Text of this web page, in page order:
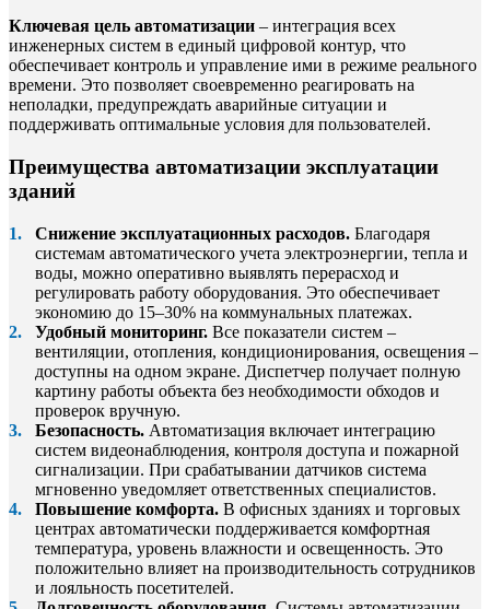
Ключевая цель автоматизации – интеграция всех
инженерных систем в единый цифровой контур, что
обеспечивает контроль и управление ими в режиме реального
времени. Это позволяет своевременно реагировать на
неполадки, предупреждать аварийные ситуации и
поддерживать оптимальные условия для пользователей.
Преимущества автоматизации эксплуатации
зданий
Снижение эксплуатационных расходов. Благодаря
системам автоматического учета электроэнергии, тепла и
воды, можно оперативно выявлять перерасход и
регулировать работу оборудования. Это обеспечивает
экономию до 15–30% на коммунальных платежах.
Удобный мониторинг. Все показатели систем –
вентиляции, отопления, кондиционирования, освещения –
доступны на одном экране. Диспетчер получает полную
картину работы объекта без необходимости обходов и
проверок вручную.
Безопасность. Автоматизация включает интеграцию
систем видеонаблюдения, контроля доступа и пожарной
сигнализации. При срабатывании датчиков система
мгновенно уведомляет ответственных специалистов.
Повышение комфорта. В офисных зданиях и торговых
центрах автоматически поддерживается комфортная
температура, уровень влажности и освещенность. Это
положительно влияет на производительность сотрудников
и лояльность посетителей.